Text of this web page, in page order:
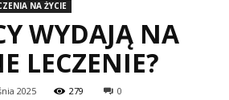
NA ŻYCIE
WYDAJĄ NA
LECZENIE?
2025 279 0